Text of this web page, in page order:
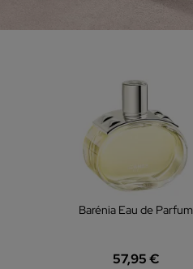
Barénia Eau de Parfum
57,95 €